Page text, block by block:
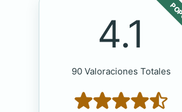
4.1
90 Valoraciones Totales